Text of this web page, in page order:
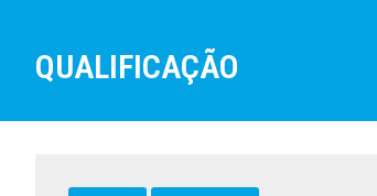
QUALIFICAÇÃO